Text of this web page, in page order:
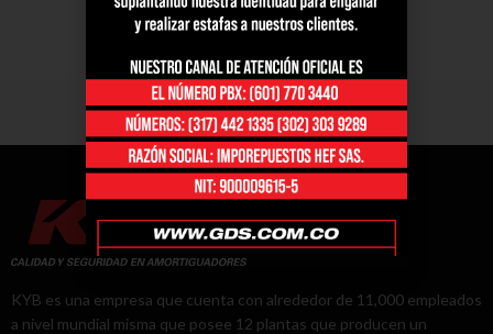
KYB es una empresa que cuenta con alrededor de 11,000 empleados
a nivel mundial misma que posee 12 plantas que producen un